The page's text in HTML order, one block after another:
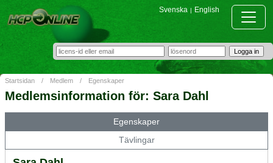
Svenska | English
Startsidan / Medlem / Egenskaper
Medlemsinformation för: Sara Dahl
Egenskaper
Tävlingar